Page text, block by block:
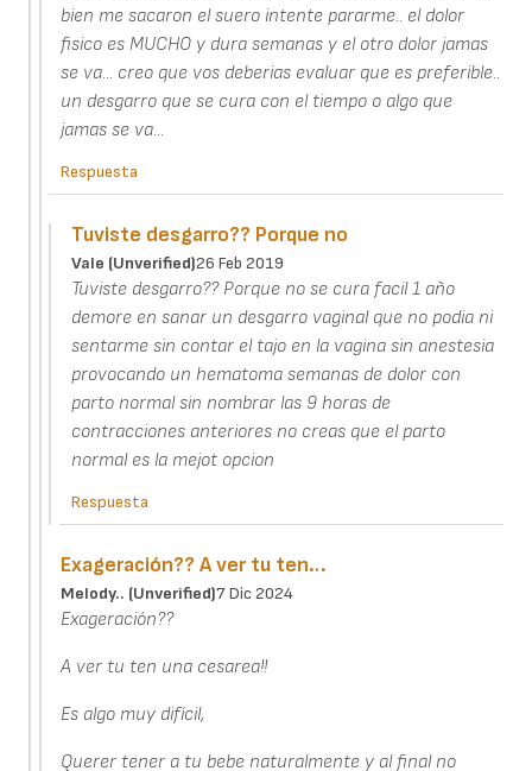
bien me sacaron el suero intente pararme.. el dolor
fisico es MUCHO y dura semanas y el otro dolor jamas
se va... creo que vos deberias evaluar que es preferible..
un desgarro que se cura con el tiempo o algo que
jamas se va...
Respuesta
Tuviste desgarro?? Porque no
Vale (unverified)26 Feb 2019
Tuviste desgarro?? Porque no se cura facil 1 año
demore en sanar un desgarro vaginal que no podia ni
sentarme sin contar el tajo en la vagina sin anestesia
provocando un hematoma semanas de dolor con
parto normal sin nombrar las 9 horas de
contracciones anteriores no creas que el parto
normal es la mejot opcion
Respuesta
Exageración?? A ver tu ten…
Melody.. (unverified)7 Dic 2024
Exageración??
A ver tu ten una cesarea!!
Es algo muy difícil,
Querer tener a tu bebe naturalmente y al final no